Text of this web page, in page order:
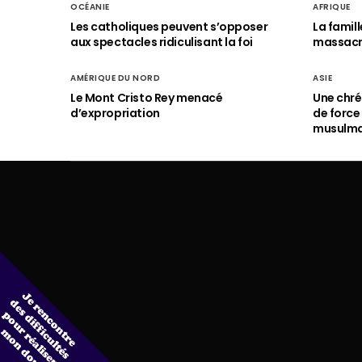
OCÉANIE
Les catholiques peuvent s’opposer
aux spectacles ridiculisant la foi
AFRIQUE
La
AMÉRIQUE DU NORD
Le Mont Cristo Rey menacé
d’expropriation
ASIE
Une
de